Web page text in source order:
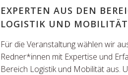
EXPERTEN AUS DEN
LOGISTIK UND
Für die Veranstaltung wählen wir
Redner*innen mit Expertise und
Bereich Logistik und Mobilität aus.